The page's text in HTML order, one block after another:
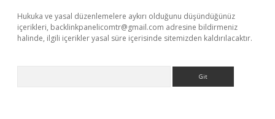
Hukuka ve yasal düzenlemelere aykırı olduğunu düşündüğünüz
içerikleri, backlinkpanelicomtr@gmail.com adresine bildirmeniz
halinde, ilgili içerikler yasal süre içerisinde sitemizden kaldırılacaktır.